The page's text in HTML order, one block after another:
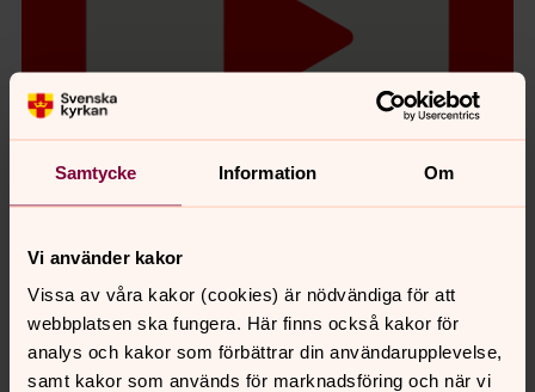
Samtycke Information Om
Vi använder kakor
Vissa av våra kakor (cookies) är nödvändiga för att
webbplatsen ska fungera. Här finns också kakor för
analys och kakor som förbättrar din användarupplevelse,
samt kakor som används för marknadsföring och när vi
Svenska kyrkan i Nordamerikas YouTube
kanal
YouTube